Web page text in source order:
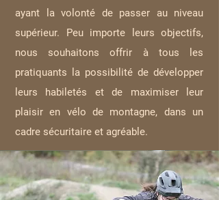
ayant la volonté de passer au niveau
supérieur. Peu importe leurs objectifs,
nous souhaitons offrir à tous les
pratiquants la possibilité de développer
leurs habiletés et de maximiser leur
plaisir en vélo de montagne, dans un
cadre sécuritaire et agréable.